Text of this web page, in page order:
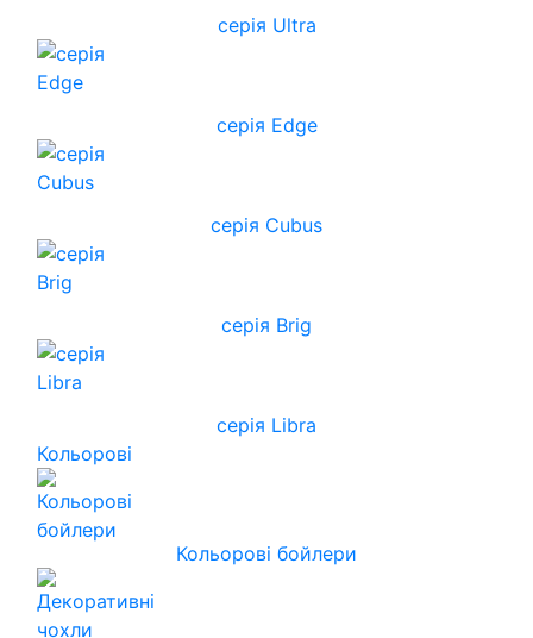
серія Ultra
серія Edge
серія Cubus
серія Brig
серія Libra
Кольорові
Кольорові бойлери